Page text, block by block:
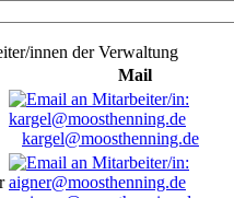
innen der Verwaltung
Mail
kargel@moosthenning.de